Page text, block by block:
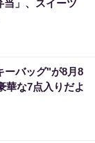
当」、スイーツ
ーバッグ"が8月8
華な7点入りだよ